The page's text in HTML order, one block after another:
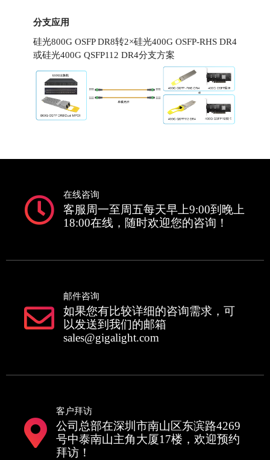
分支应用
硅光800G OSFP DR8转2×硅光400G OSFP-RHS DR4
或硅光400G QSFP112 DR4分支方案
在线咨询
客服周一至周五每天早上9:00到晚上
18:00在线，随时欢迎您的咨询！
邮件咨询
如果您有比较详细的咨询需求，可
以发送到我们的邮箱
sales@gigalight.com
客户拜访
公司总部在深圳市南山区东滨路4269
号中泰南山主角大厦17楼，欢迎预约
拜访！